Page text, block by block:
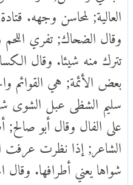
العالية; لمحاسن وجهه.
وقال الضحاك; تفري
تترك منه شيئا. وقال
بعض الأئمة; هي القوائم
سليم الشظى عبل الشوى
على الفال وقال أبو
الشاعر; إذا نظرت عرفت
شواها يعني أطرافها.